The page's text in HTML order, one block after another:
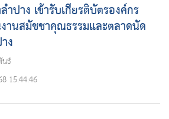
ปาง เข้ารับเกียรติบัตรองค์กร
นสมัชชาคุณธรรมและตลาดนัด
ง
ธ์
15:44:46